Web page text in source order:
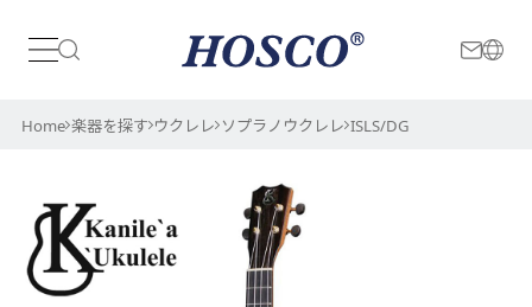
日本 International
Home 楽器を探す ウクレレ ソプラノウクレレ ISLS/DG